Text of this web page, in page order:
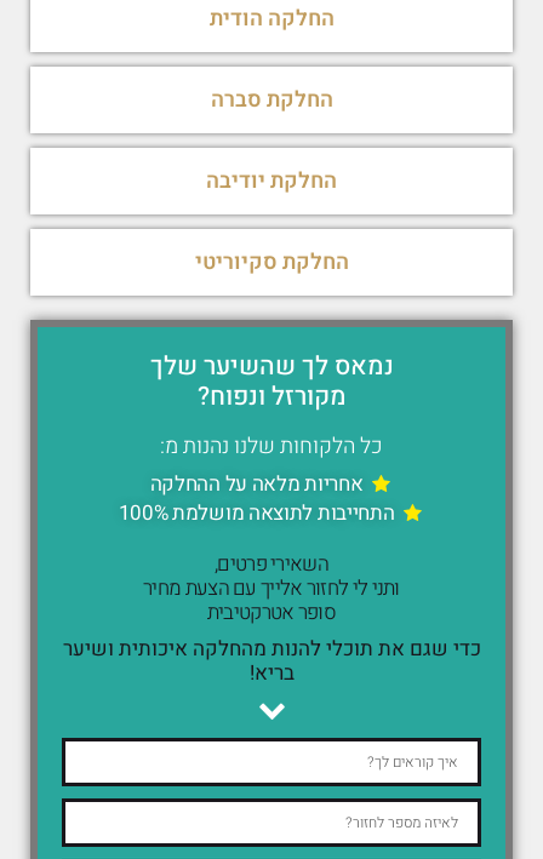
החלקה הודית
החלקת סברה
החלקת יודיבה
החלקת סקיוריטי
נמאס לך שהשיער שלך
מקורזל ונפוח?
כל הלקוחות שלנו נהנות מ:
אחריות מלאה על ההחלקה
התחייבות לתוצאה מושלמת 100%
השאירי פרטים,
ותני לי לחזור אלייך עם הצעת מחיר
סופר אטרקטיבית
כדי שגם את תוכלי להנות מהחלקה איכותית ושיער
בריא!